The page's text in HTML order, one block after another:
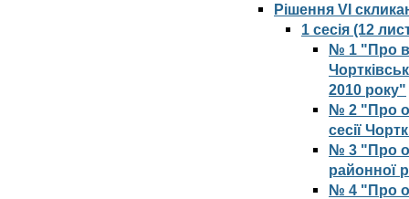
Рішення VI
1 сесія (12
№ 1 "Про
2010 року"
№ 2 "Про
сесії
№ 3 "Про
районної
№ 4 "Про